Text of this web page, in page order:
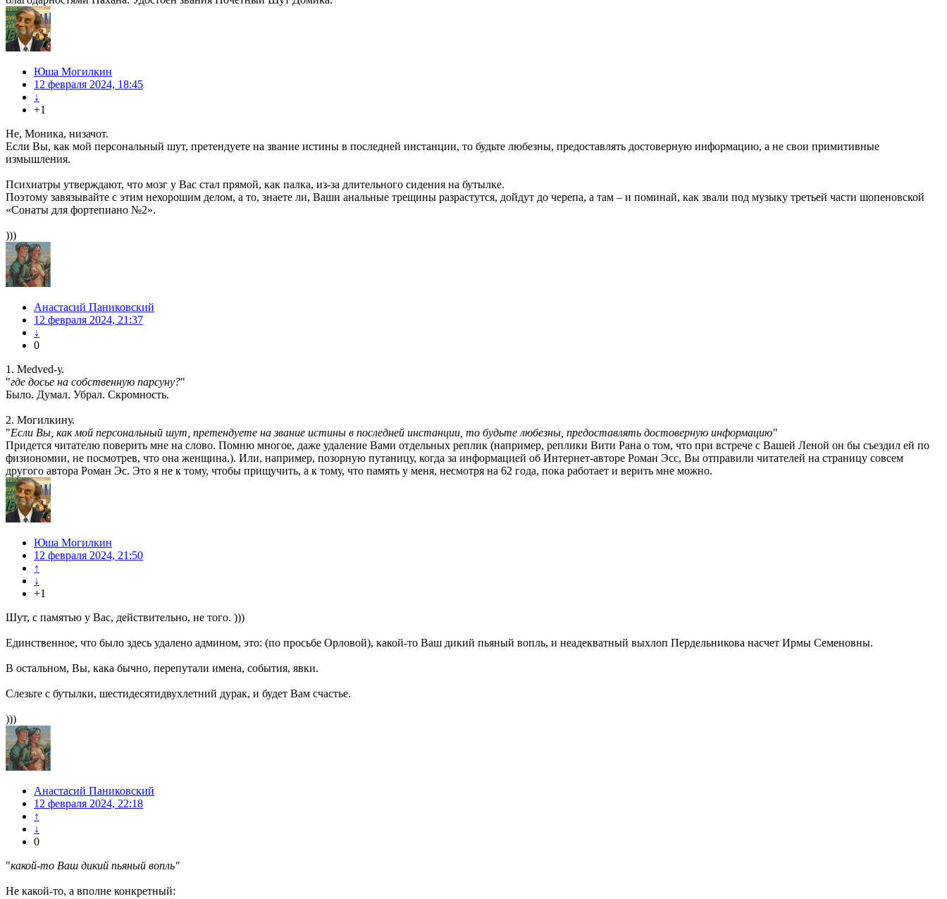
Юша Могилкин
12 февраля 2024, 18:45
↓
+1
Не, Моника, низачот.
Если Вы, как мой персональный шут, претендуете на звание истины в последней инстанции, то будьте любезны, предоставлять достоверную информацию, а не свои примитивные
измышления.
Психиатры утверждают, что мозг у Вас стал прямой, как палка, из-за длительного сидения на бутылке.
Поэтому завязывайте с этим нехорошим делом, а то, знаете ли, Ваши анальные трещины разрастутся, дойдут до черепа, а там – и поминай, как звали под музыку третьей части шопеновской
«Сонаты для фортепиано №2».
)))
Анастасий Паниковский
12 февраля 2024, 21:37
↓
0
1. Medved-у.
"где досье на собственную парсуну?"
Было. Думал. Убрал. Скромность.
2. Могилкину.
"Если Вы, как мой персональный шут, претендуете на звание истины в последней инстанции, то будьте любезны, предоставлять достоверную информацию"
Придется читателю поверить мне на слово. Помню многое, даже удаление Вами отдельных реплик (например, реплики Вити Рана о том, что при встрече с Вашей Леной он бы съездил ей по
физиономии, не посмотрев, что она женщина.). Или, например, позорную путаницу, когда за информацией об Интернет-авторе Роман Эсс, Вы отправили читателей на страницу совсем
другого автора Роман Эс. Это я не к тому, чтобы прищучить, а к тому, что память у меня, несмотря на 62 года, пока работает и верить мне можно.
Юша Могилкин
12 февраля 2024, 21:50
↑
↓
+1
Шут, с памятью у Вас, действительно, не того. )))
Единственное, что было здесь удалено админом, это: (по просьбе Орловой), какой-то Ваш дикий пьяный вопль, и неадекватный выхлоп Пердельникова насчет Ирмы Семеновны.
В остальном, Вы, кака бычно, перепутали имена, события, явки.
Слезьте с бутылки, шестидесятидвухлетний дурак, и будет Вам счастье.
)))
Анастасий Паниковский
12 февраля 2024, 22:18
↑
↓
0
"какой-то Ваш дикий пьяный вопль"
Не какой-то, а вполне конкретный: